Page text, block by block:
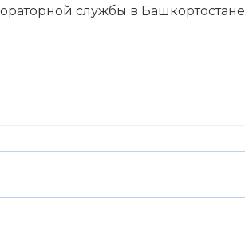
службы в Башкортостане